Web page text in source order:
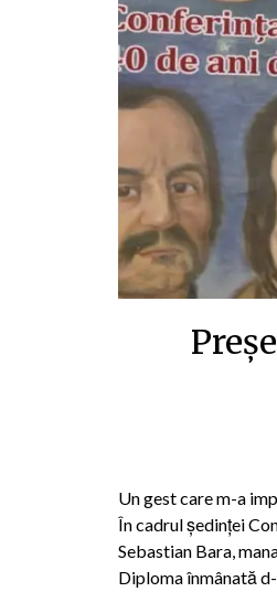
Un gest care m-a
În cadrul ședinței
Sebastian Bara,
Diploma înmânată